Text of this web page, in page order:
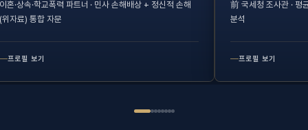
이혼·상속·학교폭력 파트너 · 민사 손해배상 + 정신적 손해
(위자료) 통합 자문
프로필 보기
前 국세청 조사관 · 평
분석
프로필 보기